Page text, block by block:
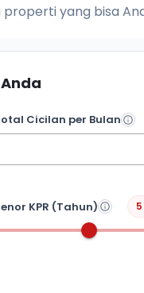
properti yang bisa
Cicilan per Bulan
KPR (Tahun)